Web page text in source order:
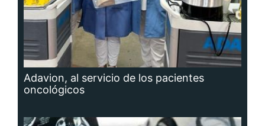
Adavion, al servicio de los pacientes
oncológicos